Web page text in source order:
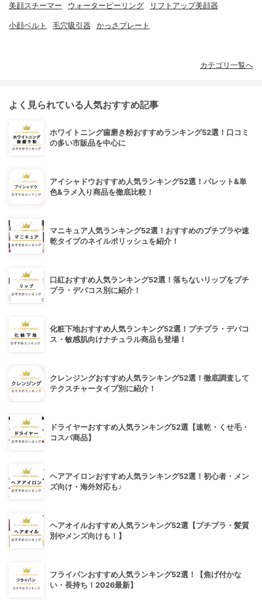
美顔スチーマー ウォーターピーリング リフトアップ美顔器
小顔ベルト 毛穴吸引器 かっさプレート
カテゴリ一覧へ
よく見られている人気おすすめ記事
ホワイトニング歯磨き粉おすすめランキング52選！口コミ
の多い市販品を中心に
アイシャドウおすすめ人気ランキング52選！パレット&単
色&ラメ入り商品を徹底比較！
マニキュア人気ランキング52選！おすすめのプチプラや速
乾タイプのネイルポリッシュを紹介！
口紅おすすめ人気ランキング52選！落ちないリップをプチ
プラ・デパコス別に紹介！
化粧下地おすすめ人気ランキング52選！プチプラ・デパコ
ス・敏感肌向けナチュラル商品も登場！
クレンジングおすすめ人気ランキング52選！徹底調査して
テクスチャータイプ別に紹介！
ドライヤーおすすめ人気ランキング52選【速乾・くせ毛・
コスパ商品】
ヘアアイロンおすすめ人気ランキング52選！初心者・メン
ズ向け・海外対応も♪
ヘアオイルおすすめ人気ランキング52選【プチプラ・髪質
別やメンズ向けも！】
フライパンおすすめ人気ランキング52選！【焦げ付かな
い・長持ち！2026最新】